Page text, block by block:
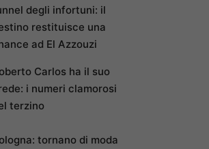
degli infortuni: il
restituisce una
ad El Azzouzi
Carlos ha il suo
i numeri clamorosi
terzino
tornano di moda